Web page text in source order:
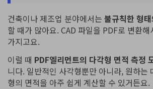
건축이나 제조업 분야에서는 불규칙한 형
할 때가 많아요. CAD 파일을 PDF로 변환
가지고요.
이럴 때 PDF엘리먼트의 다각형 면적 측정
니다. 일반적인 사각형뿐만 아니라, 원하는
형의 면적을 아주 쉽게 계산할 수 있거든요.